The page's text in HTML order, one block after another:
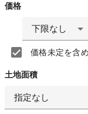
価格
下限なし
価格未定を含
土地面積
指定なし